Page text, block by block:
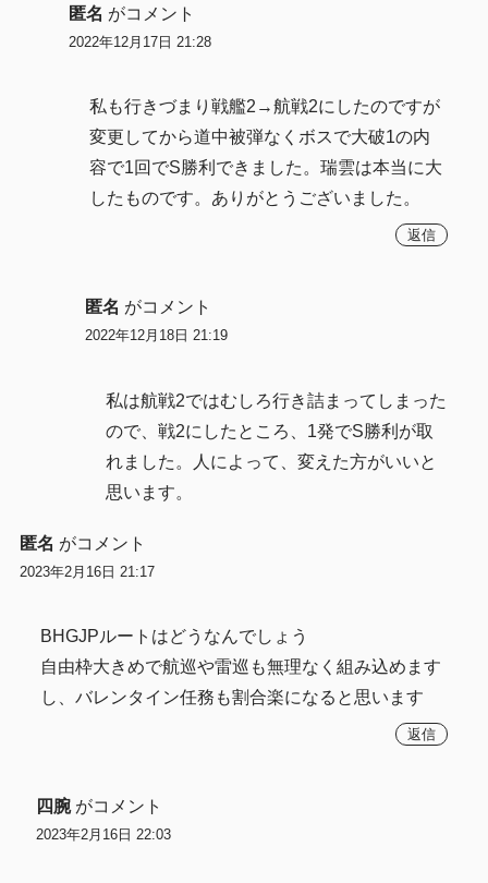
匿名 がコメント
2022年12月17日 21:28
私も行きづまり戦艦2→航戦2にしたのですが
変更してから道中被弾なくボスで大破1の内
容で1回でS勝利できました。瑞雲は本当に大
したものです。ありがとうございました。
返信
匿名 がコメント
2022年12月18日 21:19
私は航戦2ではむしろ行き詰まってしまった
ので、戦2にしたところ、1発でS勝利が取
れました。人によって、変えた方がいいと
思います。
匿名 がコメント
2023年2月16日 21:17
BHGJPルートはどうなんでしょう
自由枠大きめで航巡や雷巡も無理なく組み込めます
し、バレンタイン任務も割合楽になると思います
返信
四腕 がコメント
2023年2月16日 22:03